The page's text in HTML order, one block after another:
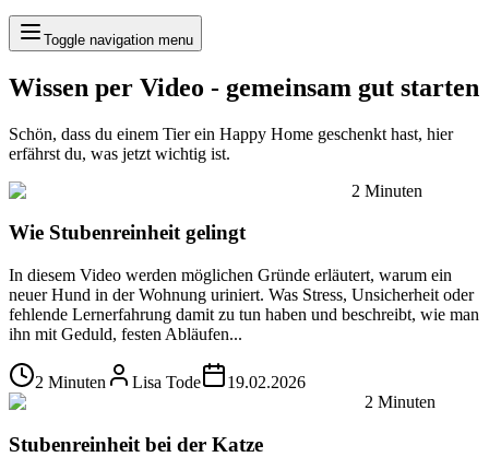
Toggle navigation menu
Wissen per Video - gemeinsam gut starten
Schön, dass du einem Tier ein Happy Home geschenkt hast, hier
erfährst du, was jetzt wichtig ist.
2 Minuten
Wie Stubenreinheit gelingt
In diesem Video werden möglichen Gründe erläutert, warum ein
neuer Hund in der Wohnung uriniert. Was Stress, Unsicherheit oder
fehlende Lernerfahrung damit zu tun haben und beschreibt, wie man
ihn mit Geduld, festen Abläufen...
2 Minuten Lisa Tode
19.02.2026
2 Minuten
Stubenreinheit bei der Katze